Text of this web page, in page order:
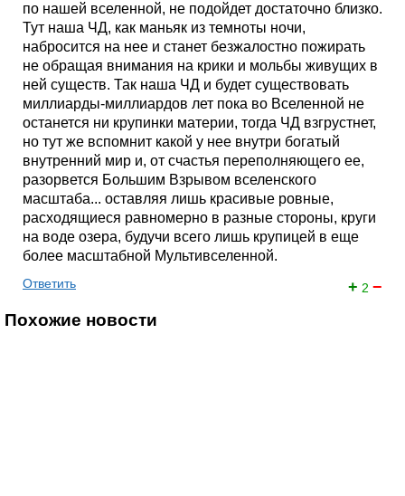
по нашей вселенной, не подойдет достаточно близко.
Тут наша ЧД, как маньяк из темноты ночи,
набросится на нее и станет безжалостно пожирать
не обращая внимания на крики и мольбы живущих в
ней существ. Так наша ЧД и будет существовать
миллиарды-миллиардов лет пока во Вселенной не
останется ни крупинки материи, тогда ЧД взгрустнет,
но тут же вспомнит какой у нее внутри богатый
внутренний мир и, от счастья переполняющего ее,
разорвется Большим Взрывом вселенского
масштаба... оставляя лишь красивые ровные,
расходящиеся равномерно в разные стороны, круги
на воде озера, будучи всего лишь крупицей в еще
более масштабной Мультивселенной.
+ 2 −
Ответить
Похожие новости